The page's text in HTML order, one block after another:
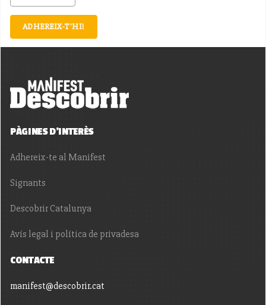
ADHEREIX-T'HI!
PÀGINES D'INTERÈS
Adhereix-te al Manifest
Signants
Descobrir Catalunya
Avís legal i política de privadesa
CONTACTE
manifest@descobrir.cat